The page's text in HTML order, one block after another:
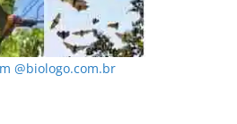
@biologo.com.br